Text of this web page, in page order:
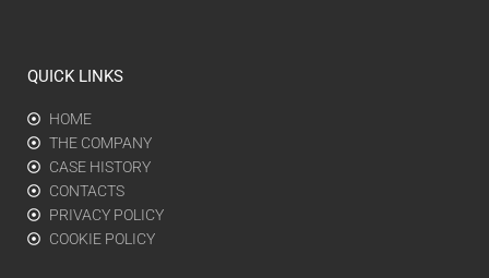
QUICK LINKS
HOME
THE COMPANY
CASE HISTORY
CONTACTS
PRIVACY POLICY
COOKIE POLICY